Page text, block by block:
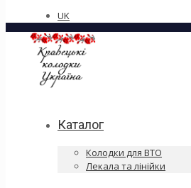
UK
Каталог
Колодки для ВТО
Лекала та лінійки